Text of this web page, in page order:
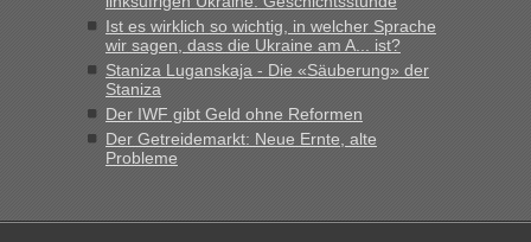
Ist es wirklich so wichtig, in welcher Sprache
wir sagen, dass die Ukraine am A... ist?
Staniza Luganskaja - Die «Säuberung» der
Staniza
Der IWF gibt Geld ohne Reformen
Der Getreidemarkt: Neue Ernte, alte
Probleme